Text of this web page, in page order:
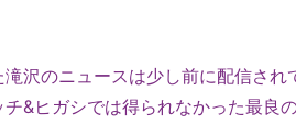
沢のニュースは少し前に配信され
&ヒガシでは得られなかった最良